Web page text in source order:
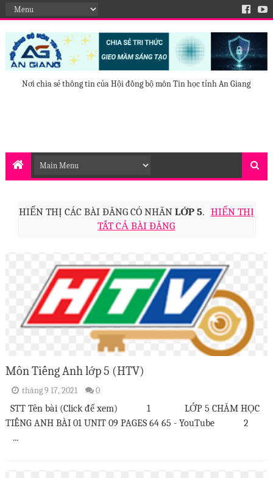
Nơi chia sẻ thông tin của Hội đồng bộ môn Tin học tỉnh An Giang
HIỂN THỊ CÁC BÀI ĐĂNG CÓ NHÃNLỚP 5. HIỂN THỊ
TẤT CẢ BÀI ĐĂNG
Môn Tiếng Anh lớp 5 (HTV)
tháng 9 17, 2021 0
STT Tên bài (Click để xem) 1 LỚP 5 CHĂM HỌC
TIẾNG ANH BÀI 01 UNIT 09 PAGES 64 65 - YouTube 2
...